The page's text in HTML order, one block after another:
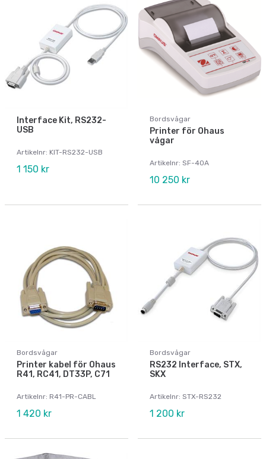
Interface Kit, RS232-
USB
Artikelnr: KIT-RS232-USB
1 150 kr
Bordsvågar
Printer för Ohaus
vågar
Artikelnr: SF-40A
10 250 kr
Bordsvågar
Printer kabel för Ohaus
R41, RC41, DT33P, C71
Artikelnr: R41-PR-CABL
1 420 kr
Bordsvågar
RS232 Interface, STX,
SKX
Artikelnr: STX-RS232
1 200 kr